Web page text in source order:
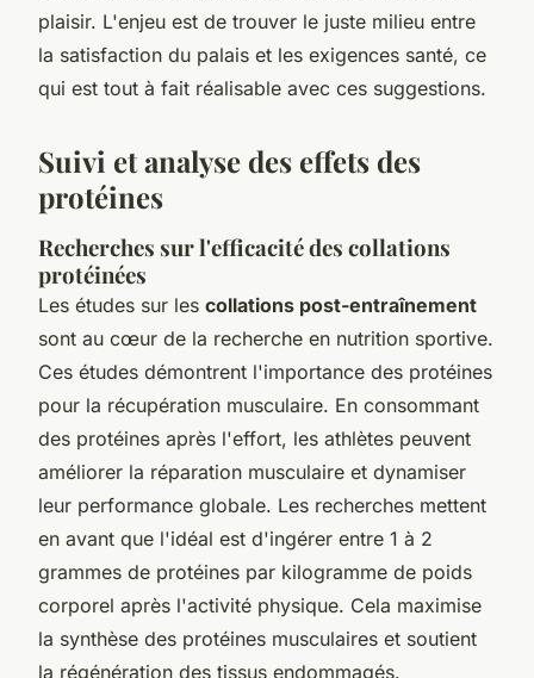
plaisir. L'enjeu est de trouver le juste milieu entre
la satisfaction du palais et les exigences santé, ce
qui est tout à fait réalisable avec ces suggestions.
Suivi et analyse des effets des
protéines
Recherches sur l'efficacité des collations
protéinées
Les études sur les collations post-entraînement
sont au cœur de la recherche en nutrition sportive.
Ces études démontrent l'importance des protéines
pour la récupération musculaire. En consommant
des protéines après l'effort, les athlètes peuvent
améliorer la réparation musculaire et dynamiser
leur performance globale. Les recherches mettent
en avant que l'idéal est d'ingérer entre 1 à 2
grammes de protéines par kilogramme de poids
corporel après l'activité physique. Cela maximise
la synthèse des protéines musculaires et soutient
la régénération des tissus endommagés.